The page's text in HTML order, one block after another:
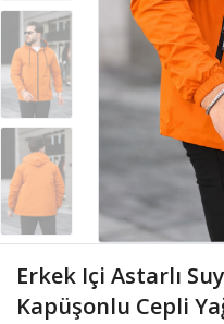
Erkek Içi Astarlı
Kapüşonlu Cepli